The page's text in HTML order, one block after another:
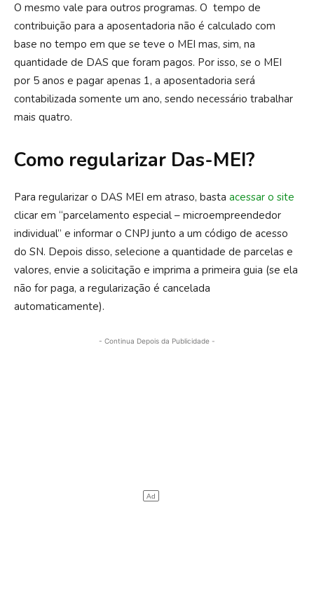
O mesmo vale para outros programas. O tempo de
contribuição para a aposentadoria não é calculado com
base no tempo em que se teve o MEI mas, sim, na
quantidade de DAS que foram pagos. Por isso, se o MEI
por 5 anos e pagar apenas 1, a aposentadoria será
contabilizada somente um ano, sendo necessário trabalhar
mais quatro.
Como regularizar Das-MEI?
Para regularizar o DAS MEI em atraso, basta acessar o site
clicar em “parcelamento especial – microempreendedor
individual” e informar o CNPJ junto a um código de acesso
do SN. Depois disso, selecione a quantidade de parcelas e
valores, envie a solicitação e imprima a primeira guia (se ela
não for paga, a regularização é cancelada
automaticamente).
- Continua Depois da Publicidade -